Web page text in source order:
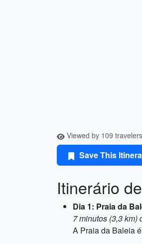
Viewed by 109 travelers
Save This
Itinerário
Dia 1: Praia da
7 minutos (3,3 km)
A Praia da Baleia